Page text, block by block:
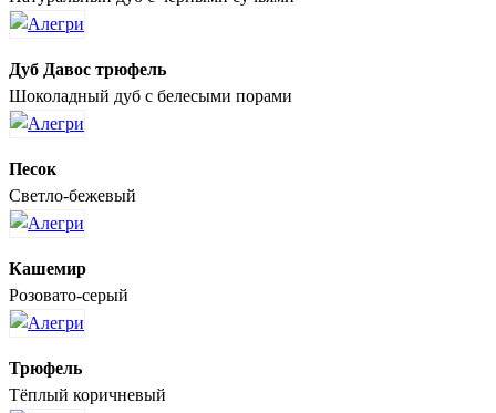
Дуб Давос трюфель
Шоколадный дуб с белесыми порами
Песок
Светло-бежевый
Кашемир
Розовато-серый
Трюфель
Тёплый коричневый